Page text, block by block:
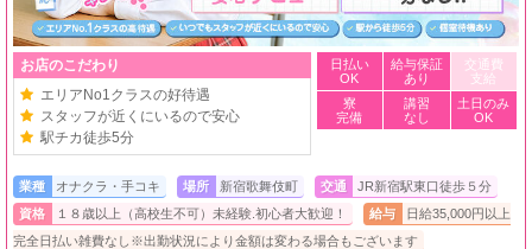
お店のこだわり
エリアNo1クラスの好待遇
スタッフが近くにいるので安心
駅チカ徒歩5分
日払い
OK
給与保証
あり
交通費
支給
寮
完備
講習
なし
土日のみ
OK
業種 オナクラ・手コキ 場所 新宿歌舞伎町 交通
JR新宿駅東口徒歩５分
資格
１８歳以上（高校生不可）未経験.初心者大歓迎！ 給与
日給35,000円以上
完全日払い雑費なし※出勤状況により金額は変わる場合もございます